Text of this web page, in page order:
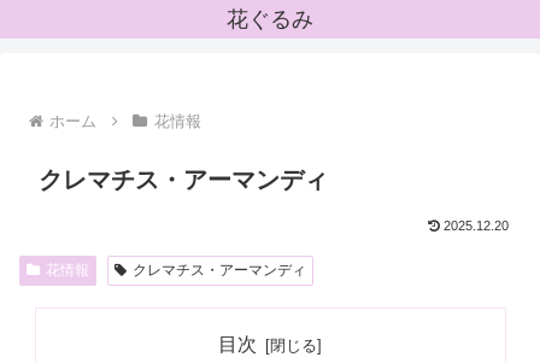
花ぐるみ
ホーム 花情報
クレマチス・アーマンディ
2025.12.20
花情報 クレマチス・アーマンディ
目次